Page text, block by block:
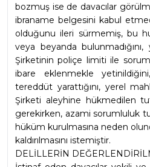
bozmuş ise de davacılar
ibraname belgesini kabul
olduğunu ileri sürmemiş, bu
veya beyanda
Şirketinin poliçe limiti ile
ibare eklenmekle
tereddüt yarattığını, yerel
Şirketi aleyhine hükmedilen
gerekirken, azami sorumluluk
hüküm kurulmasına neden
kaldırılmasını istemiştir.
DELİLLERİN